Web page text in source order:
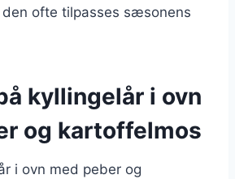
ofte tilpasses sæsonens
kyllingelår i ovn
og kartoffelmos
i ovn med peber og